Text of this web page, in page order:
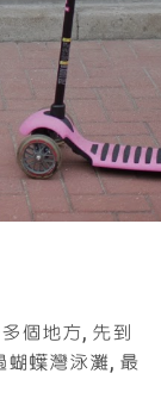
個地方, 先到
蝴蠂灣泳灘, 最